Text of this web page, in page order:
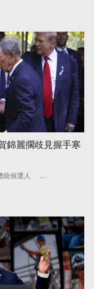
錦麗擱歧見握手寒
統候選人 ...